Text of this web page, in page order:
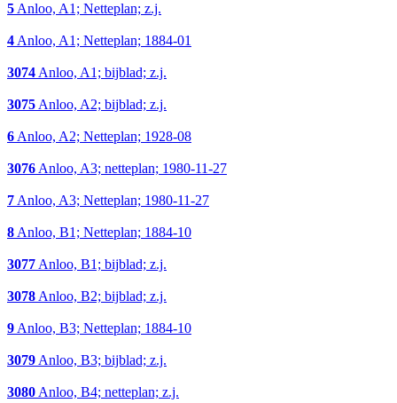
5Anloo, A1; Netteplan; z.j.
4Anloo, A1; Netteplan; 1884-01
3074Anloo, A1; bijblad; z.j.
3075Anloo, A2; bijblad; z.j.
6Anloo, A2; Netteplan; 1928-08
3076Anloo, A3; netteplan; 1980-11-27
7Anloo, A3; Netteplan; 1980-11-27
8Anloo, B1; Netteplan; 1884-10
3077Anloo, B1; bijblad; z.j.
3078Anloo, B2; bijblad; z.j.
9Anloo, B3; Netteplan; 1884-10
3079Anloo, B3; bijblad; z.j.
3080Anloo, B4; netteplan; z.j.